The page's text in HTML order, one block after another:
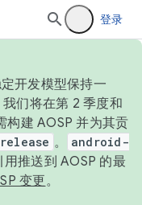
登录
开发模型保持一
们将在第 2 季度和
构建 AOSP 并为其贡
。
android-
推送到 AOSP 的最
变更。